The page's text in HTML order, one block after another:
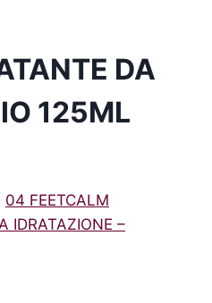
DA
125ML
04 FEETCALM
IDRATAZIONE –